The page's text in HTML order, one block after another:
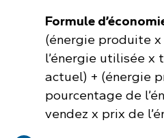
Formule
(énergie produite
l’énergie utilisée x
actuel) + (énergie
pourcentage de
vendez x prix de